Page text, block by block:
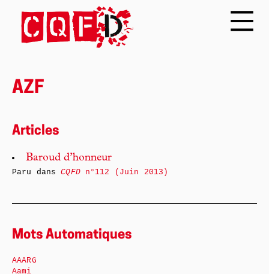
AZF
Articles
Baroud d’honneur
Paru dansCQFDn°112 (Juin 2013)
Mots Automatiques
AAARG
Aami